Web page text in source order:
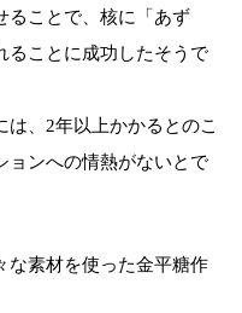
ることで、核に「あず
ることに成功したそうで
、2年以上かかるとのこ
ョンへの情熱がないとで
な素材を使った金平糖作